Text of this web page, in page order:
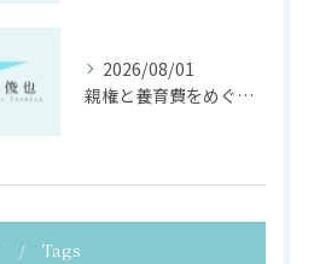
2026/08/01
親権と養育費をめぐる法律支援の重要性
Tags